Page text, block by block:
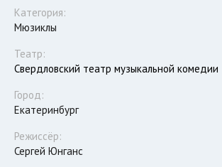
Категория:
Мюзиклы
Театр:
Свердловский театр музыкальной комедии
Город:
Екатеринбург
Режиссёр:
Сергей Юнганс